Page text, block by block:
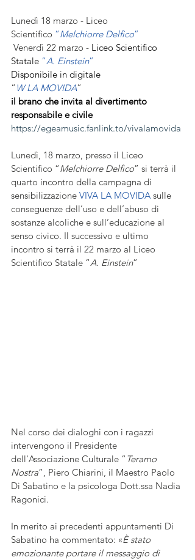
Lunedì 18 marzo - Liceo
Scientifico “Melchiorre Delfico”
Venerdì 22 marzo - Liceo Scientifico
Statale “A. Einstein”
Disponibile in digitale
“ W LA MOVIDA”
il brano che invita al divertimento
responsabile e civile
https://egeamusic.fanlink.to/vivalamovida
Lunedì, 18 marzo, presso il Liceo
Scientifico “Melchiorre Delfico” si terrà il
quarto incontro della campagna di
sensibilizzazione VIVA LA MOVIDA sulle
conseguenze dell’uso e dell’abuso di
sostanze alcoliche e sull’educazione al
senso civico. Il successivo e ultimo
incontro si terrà il 22 marzo al Liceo
Scientifico Statale “A. Einstein”
Nel corso dei dialoghi con i ragazzi
intervengono il Presidente
dell'Associazione Culturale “ Teramo
Nostra”, Piero Chiarini, il Maestro Paolo
Di Sabatino e la psicologa Dott.ssa Nadia
Ragonici.
In merito ai precedenti appuntamenti Di
Sabatino ha commentato: «È stato
emozionante portare il messaggio di